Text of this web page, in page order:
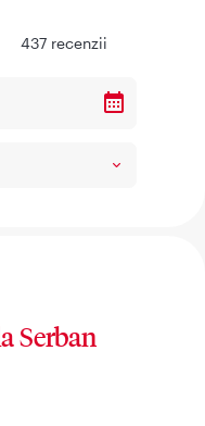
437 recenzii
Serban